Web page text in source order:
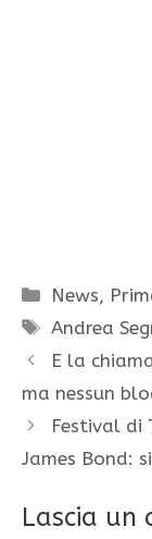
Categorie
News,
Tag
Andrea
E la
ma nessun
Festival di
James Bond:
Lascia un